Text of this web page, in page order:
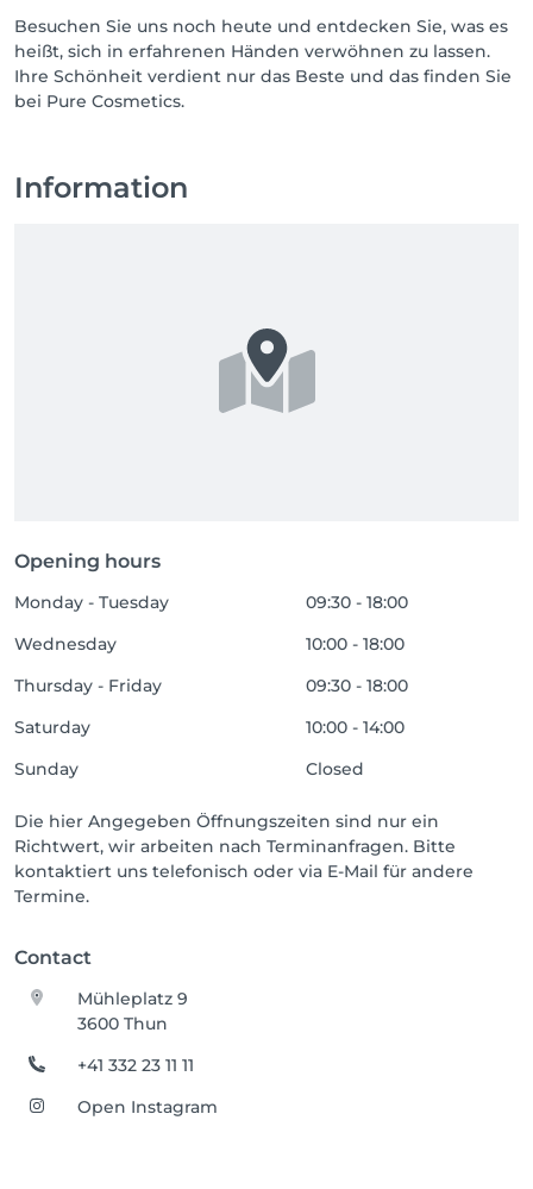
Besuchen Sie uns noch heute und entdecken Sie, was es
heißt, sich in erfahrenen Händen verwöhnen zu lassen.
Ihre Schönheit verdient nur das Beste und das finden Sie
bei Pure Cosmetics.
Information
Opening hours
Monday - Tuesday
09:30 - 18:00
Wednesday
10:00 - 18:00
Thursday - Friday
09:30 - 18:00
Saturday
10:00 - 14:00
Sunday
Closed
Die hier Angegeben Öffnungszeiten sind nur ein
Richtwert, wir arbeiten nach Terminanfragen. Bitte
kontaktiert uns telefonisch oder via E-Mail für andere
Termine.
Contact
Mühleplatz 9
3600 Thun
+41 332 23 11 11
Open Instagram